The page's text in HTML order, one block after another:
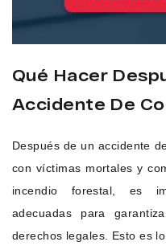
Qué Hacer
Accidente De
Después de un accidente
con víctimas mortales y
incendio forestal, es
adecuadas para
derechos legales. Esto es